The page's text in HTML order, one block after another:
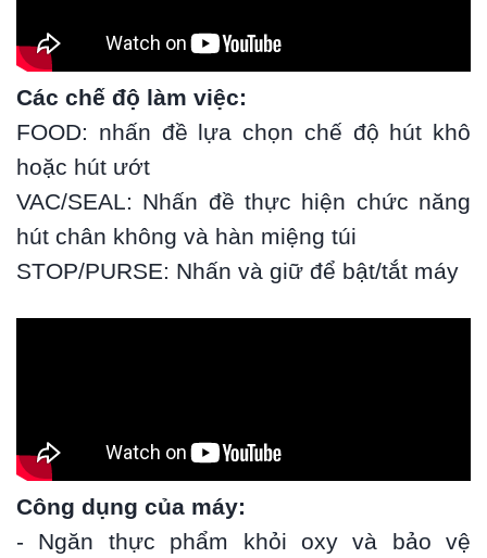
Các chế độ làm việc:
FOOD: nhấn đề lựa chọn chế độ hút khô
hoặc hút ướt
VAC/SEAL: Nhấn đề thực hiện chức năng
hút chân không và hàn miệng túi
STOP/PURSE: Nhấn và giữ để bật/tắt máy
Công dụng của máy:
- Ngăn thực phẩm khỏi oxy và bảo vệ